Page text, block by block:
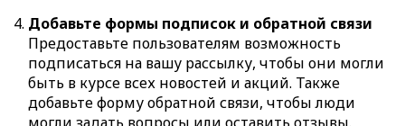
Добавьте формы подписок и обратной связи
Предоставьте пользователям возможность
подписаться на вашу рассылку, чтобы они могли
быть в курсе всех новостей и акций. Также
добавьте форму обратной связи, чтобы люди
могли задать вопросы или оставить отзывы.